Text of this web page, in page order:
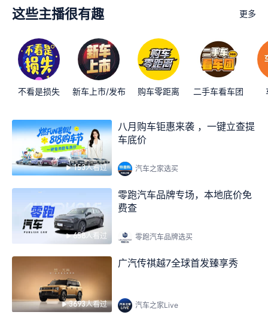
这些主播很有趣 更多
不看是损失 新车上市/发布 购车零距离 二手车看车团
153人看过
八月购车钜惠来袭 ，一键立查提
车底价
汽车之家选买
658人看过
零跑汽车品牌专场，本地底价免
费查
零跑汽车品牌选买
3693人看过
广汽传祺越7全球首发臻享秀
汽车之家Live